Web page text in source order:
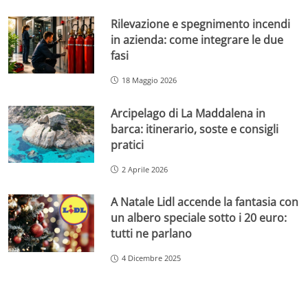
Rilevazione e spegnimento incendi
in azienda: come integrare le due
fasi
18 Maggio 2026
Arcipelago di La Maddalena in
barca: itinerario, soste e consigli
pratici
2 Aprile 2026
A Natale Lidl accende la fantasia con
un albero speciale sotto i 20 euro:
tutti ne parlano
4 Dicembre 2025